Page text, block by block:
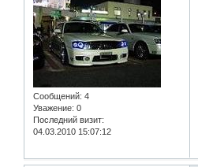
Сообщений: 4
Уважение: 0
Последний визит:
04.03.2010 15:07:12